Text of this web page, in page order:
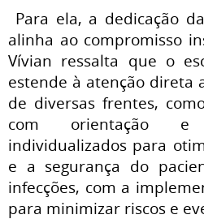
Para ela, a dedicação
alinha ao compromisso
Vívian ressalta que o
estende à atenção direta
de diversas frentes,
com orientação e
individualizados para
e a segurança do
infecções, com a
para minimizar riscos e